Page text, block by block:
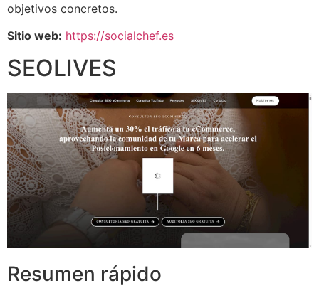
objetivos concretos.
Sitio web: https://socialchef.es
SEOLIVES
Resumen rápido